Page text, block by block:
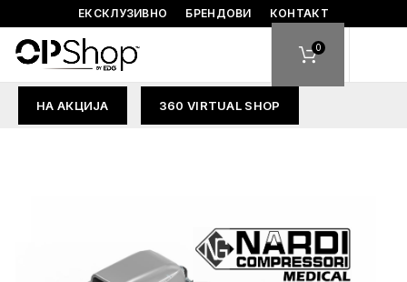
ЕКСКЛУЗИВНО БРЕНДОВИ КОНТАКТ
0
НА АКЦИЈА 360 VIRTUAL SHOP